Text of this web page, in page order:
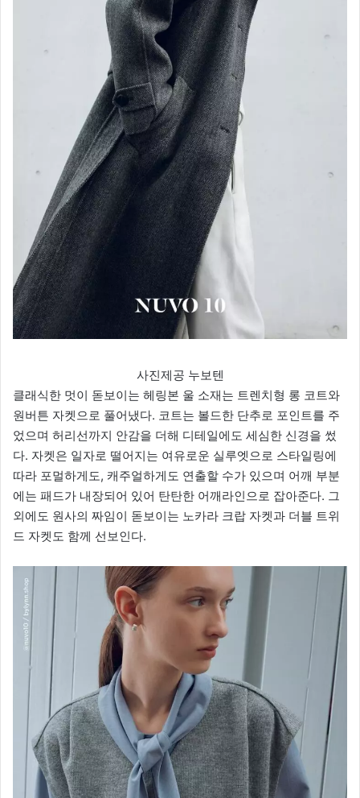
사진제공 누보텐
클래식한 멋이 돋보이는 헤링본 울 소재는 트렌치형 롱 코트와
원버튼 자켓으로 풀어냈다. 코트는 볼드한 단추로 포인트를 주
었으며 허리선까지 안감을 더해 디테일에도 세심한 신경을 썼
다. 자켓은 일자로 떨어지는 여유로운 실루엣으로 스타일링에
따라 포멀하게도, 캐주얼하게도 연출할 수가 있으며 어깨 부분
에는 패드가 내장되어 있어 탄탄한 어깨라인으로 잡아준다. 그
외에도 원사의 짜임이 돋보이는 노카라 크랍 자켓과 더블 트위
드 자켓도 함께 선보인다.